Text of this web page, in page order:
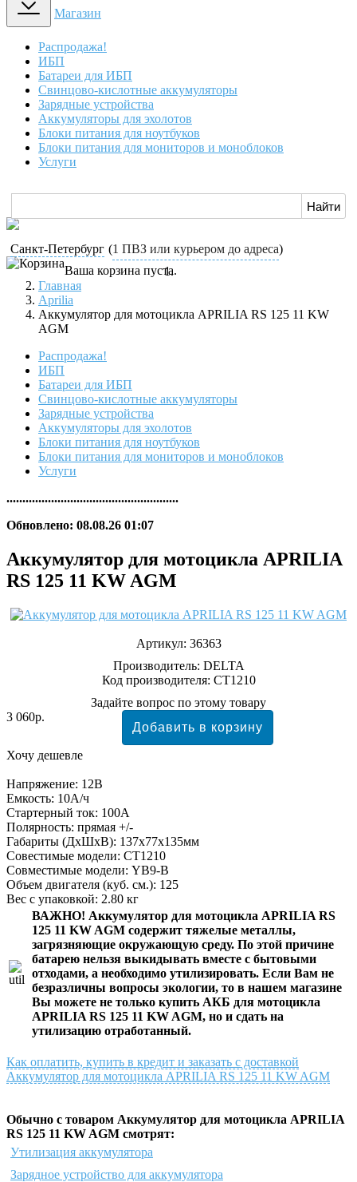
Магазин
Распродажа!
ИБП
Батареи для ИБП
Свинцово-кислотные аккумуляторы
Зарядные устройства
Аккумуляторы для эхолотов
Блоки питания для ноутбуков
Блоки питания для мониторов и моноблоков
Услуги
Санкт-Петербург (1 ПВЗ или курьером до адреса)
Ваша корзина пуста.
Главная
Aprilia
Аккумулятор для мотоцикла APRILIA RS 125 11 KW
AGM
Распродажа!
ИБП
Батареи для ИБП
Свинцово-кислотные аккумуляторы
Зарядные устройства
Аккумуляторы для эхолотов
Блоки питания для ноутбуков
Блоки питания для мониторов и моноблоков
Услуги
......................................................
Обновлено: 08.08.26 01:07
Аккумулятор для мотоцикла APRILIA
RS 125 11 KW AGM
Артикул: 36363
Производитель: DELTA
Код производителя: CT1210
Задайте вопрос по этому товару
3 060р.
Хочу дешевле
Напряжение: 12В
Емкость: 10А/ч
Стартерный ток: 100А
Полярность: прямая +/-
Габариты (ДхШхВ): 137x77x135мм
Совестимые модели: CT1210
Совместимые модели: YB9-B
Объем двигателя (куб. см.): 125
Вес с упаковкой: 2.80 кг
ВАЖНО! Аккумулятор для мотоцикла APRILIA RS
125 11 KW AGM содержит тяжелые металлы,
загрязняющие окружающую среду. По этой причине
батарею нельзя выкидывать вместе с бытовыми
отходами, а необходимо утилизировать. Если Вам не
безразличны вопросы экологии, то в нашем магазине
Вы можете не только купить АКБ для мотоцикла
APRILIA RS 125 11 KW AGM, но и сдать на
утилизацию отработанный.
Как оплатить, купить в кредит и заказать с доставкой
Аккумулятор для мотоцикла APRILIA RS 125 11 KW AGM
Обычно с товаром Аккумулятор для мотоцикла APRILIA
RS 125 11 KW AGM смотрят:
Утилизация аккумулятора
Зарядное устройство для аккумулятора